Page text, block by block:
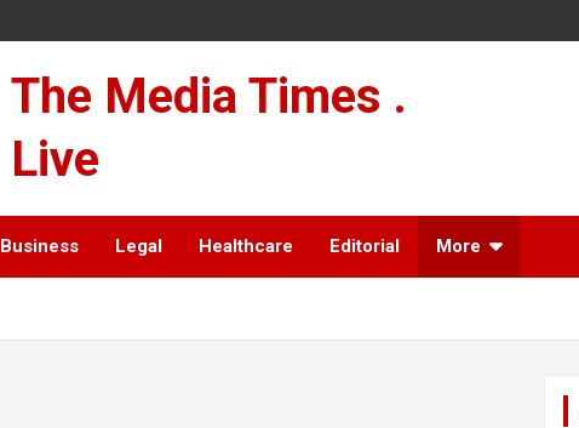
The Media Times .
Live
Business Legal Healthcare Editorial More